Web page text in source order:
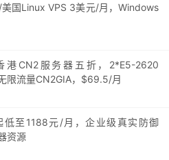
国Linux VPS 3美元/月，Windows
CN2服务器五折，2*E5-2620
限流量CN2GIA，$69.5/月
至1188元/月，企业级真实防御
资源